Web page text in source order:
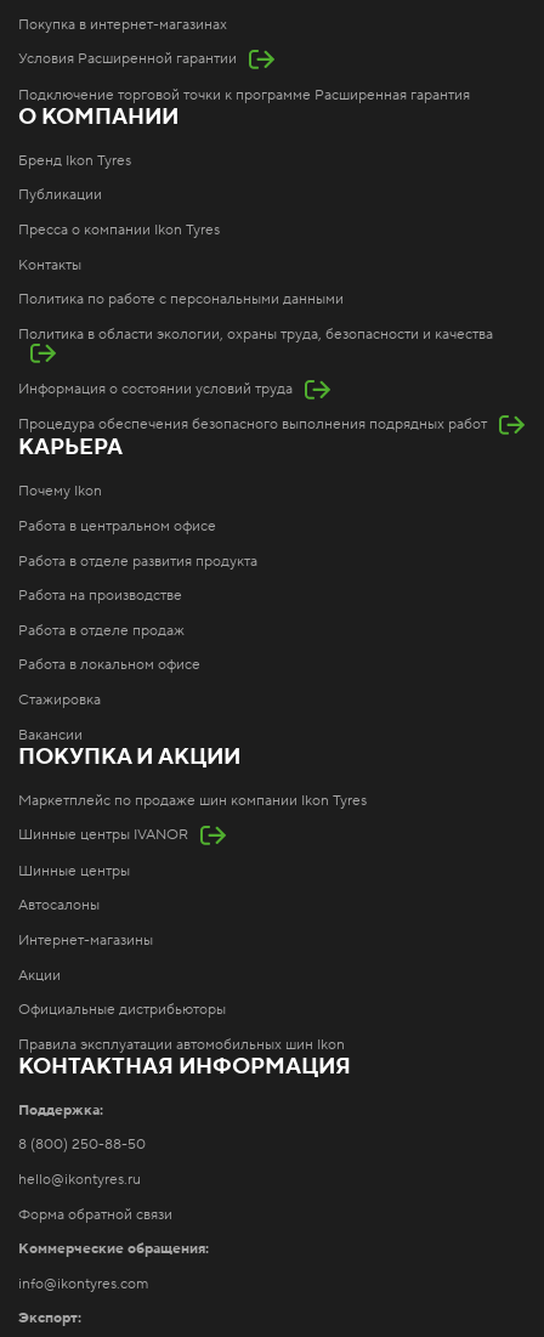
Покупка в интернет-магазинах
Условия Расширенной гарантии
Подключение торговой точки к программе Расширенная гарантия
О КОМПАНИИ
Бренд Ikon Tyres
Публикации
Пресса о компании Ikon Tyres
Контакты
Политика по работе с персональными данными
Политика в области экологии, охраны труда, безопасности и качества
Информация о состоянии условий труда
Процедура обеспечения безопасного выполнения подрядных работ
КАРЬЕРА
Почему Ikon
Работа в центральном офисе
Работа в отделе развития продукта
Работа на производстве
Работа в отделе продаж
Работа в локальном офисе
Стажировка
Вакансии
ПОКУПКА И АКЦИИ
Маркетплейс по продаже шин компании Ikon Tyres
Шинные центры IVANOR
Шинные центры
Автосалоны
Интернет-магазины
Акции
Официальные дистрибьюторы
Правила эксплуатации автомобильных шин Ikon
КОНТАКТНАЯ ИНФОРМАЦИЯ
Поддержка:
8 (800) 250-88-50
hello@ikontyres.ru
Форма обратной связи
Коммерческие обращения:
info@ikontyres.com
Экспорт: